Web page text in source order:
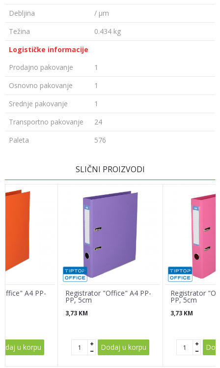
Debljina
/ µm
Težina
0.434 kg
Logističke informacije
Prodajno pakovanje
1
Osnovno pakovanje
1
Srednje pakovanje
1
Transportno pakovanje
24
Paleta
576
Email
SLIČNI PROIZVODI
A4 PP-
u korpu
Registrator "Office" A4 PP-
PP, 5cm
3,73 KM
Dodaj u korpu
Registrator
PP, 5cm
3,73 KM